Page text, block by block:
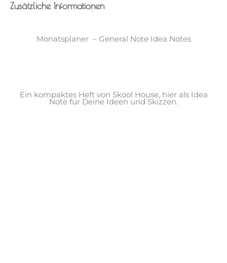
Zusätzliche Informationen
Monatsplaner – General Note Idea Notes
Ein kompaktes Heft von Skool House, hier als Idea
Note für Deine Ideen und Skizzen.